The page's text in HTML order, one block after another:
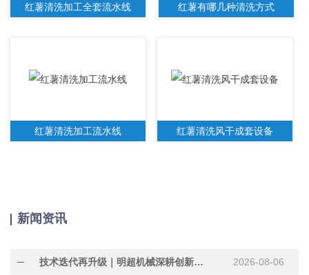
红薯清洗加工全套流水线 红薯有哪几种清洗方式
红薯清洗加工流水线 红薯清洗风干成套设备
新闻资讯
技术迭代再升级｜明超机械深耕创新研发，助力行业提质增效 2026-08-06